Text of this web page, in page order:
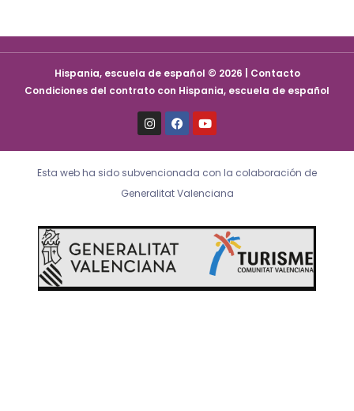
Hispania, escuela de español © 2026 | Contacto
Condiciones del contrato con Hispania, escuela de español
I
n
s
t
g
r
a
F
a
c
e
o
o
k
Y
o
u
t
b
e
Esta web ha sido subvencionada con la colaboración de
Generalitat Valenciana